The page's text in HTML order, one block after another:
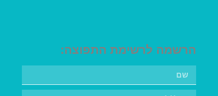
הרשמה לרשימת התפוצה: